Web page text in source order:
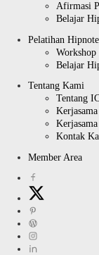
Afirmasi
Belajar
Pelatihan
Belajar
Tentang Kami
Tentang
Kontak
Member Area